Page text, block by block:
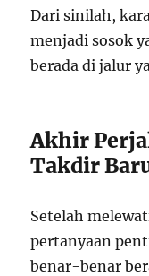
Dari sinilah,
menjadi sosok
berada di jalur
Akhir
Takdir
Setelah
pertanyaan
benar-benar